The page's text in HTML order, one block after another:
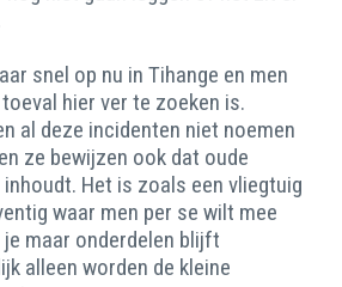
snel op nu in Tihange en men
hier ver te zoeken is.
al deze incidenten niet noemen
ze bewijzen ook dat oude
Het is zoals een vliegtuig
waar men per se wilt mee
maar onderdelen blijft
alleen worden de kleine